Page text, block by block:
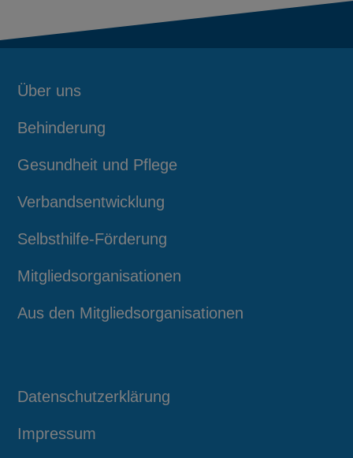
Über uns
Behinderung
Gesundheit und Pflege
Verbandsentwicklung
Selbsthilfe-Förderung
Mitgliedsorganisationen
Aus den Mitgliedsorganisationen
Datenschutzerklärung
Impressum